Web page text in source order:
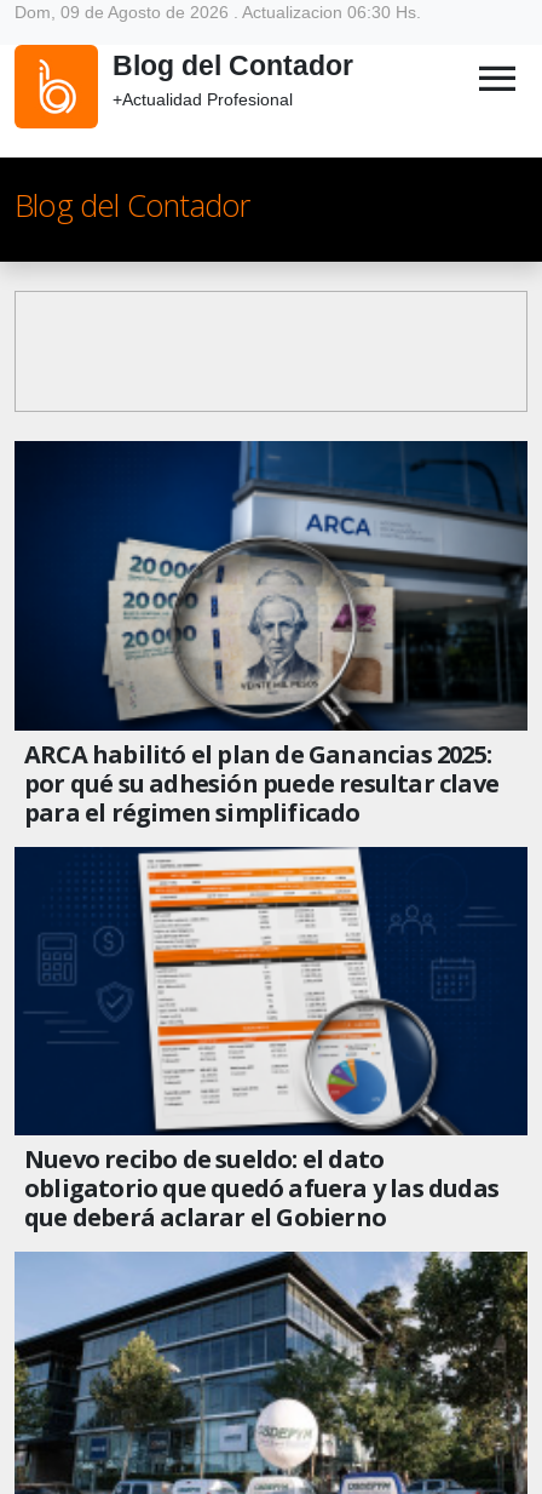
Dom, 09 de Agosto de 2026 . Actualizacion 06:30 Hs.
Blog del Contador
+Actualidad Profesional menu
Blog del Contador
ARCA habilitó el plan de Ganancias 2025:
por qué su adhesión puede resultar clave
para el régimen simplificado
Nuevo recibo de sueldo: el dato
obligatorio que quedó afuera y las dudas
que deberá aclarar el Gobierno